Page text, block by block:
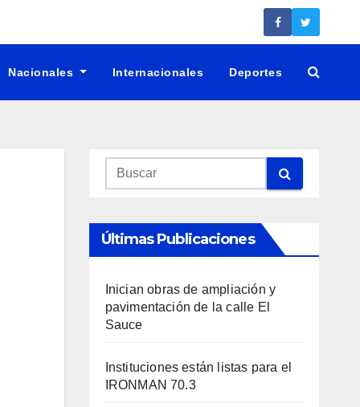
Nacionales Internacionales Deportes
Últimas Publicaciones
Inician obras de ampliación y
pavimentación de la calle El
Sauce
Instituciones están listas para el
IRONMAN 70.3